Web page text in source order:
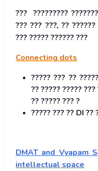
??? ?????????
??? ??? ???, ??
??? ????? ?????? ???
Connecting dots
????? ??? ??
?? ????? ?????
?? ????? ??? ?
????? ??? ?? DI ??
DMAT and Vyapam
intellectual space